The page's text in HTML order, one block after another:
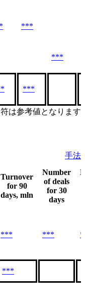
***
***
***
は参考値となります
手法
Turnover
for 90
days, mln
Number
of deals
for 30
days
*** ***
***